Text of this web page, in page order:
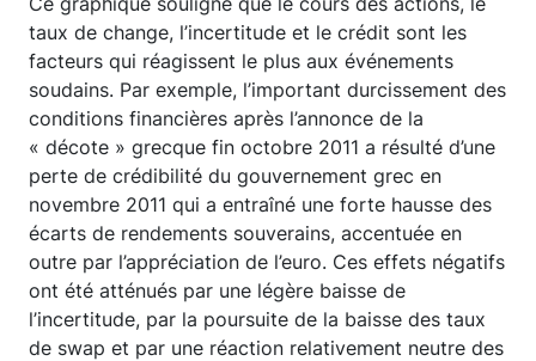
taux de change, l’incertitude et le crédit sont les
facteurs qui réagissent le plus aux événements
soudains. Par exemple, l’important durcissement des
conditions financières après l’annonce de la
« décote » grecque fin octobre 2011 a résulté d’une
perte de crédibilité du gouvernement grec en
novembre 2011 qui a entraîné une forte hausse des
écarts de rendements souverains, accentuée en
outre par l’appréciation de l’euro. Ces effets négatifs
ont été atténués par une légère baisse de
l’incertitude, par la poursuite de la baisse des taux
de swap et par une réaction relativement neutre des